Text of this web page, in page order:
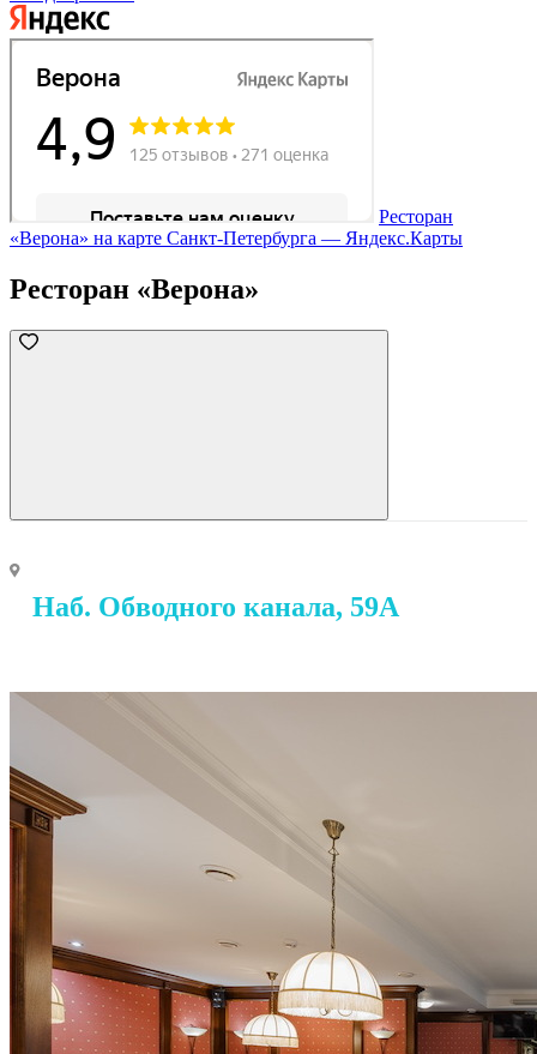
Ресторан
«Верона» на карте Санкт‑Петербурга — Яндекс.Карты
Ресторан «Верона»
Наб. Обводного канала, 59А